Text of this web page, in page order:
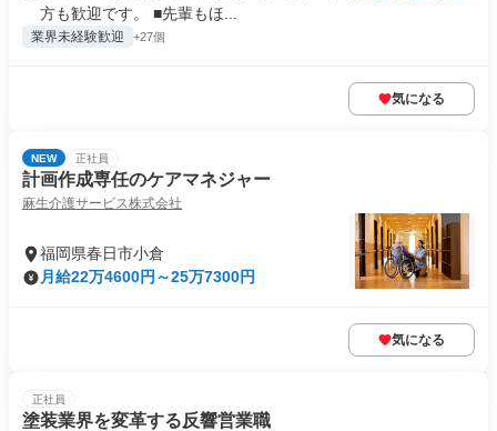
方も歓迎です。 ■先輩もほ...
業界未経験歓迎 +27個
気になる
NEW 正社員
計画作成専任のケアマネジャー
麻生介護サービス株式会社
福岡県春日市小倉
月給22万4600円～25万7300円
気になる
正社員
塗装業界を変革する反響営業職